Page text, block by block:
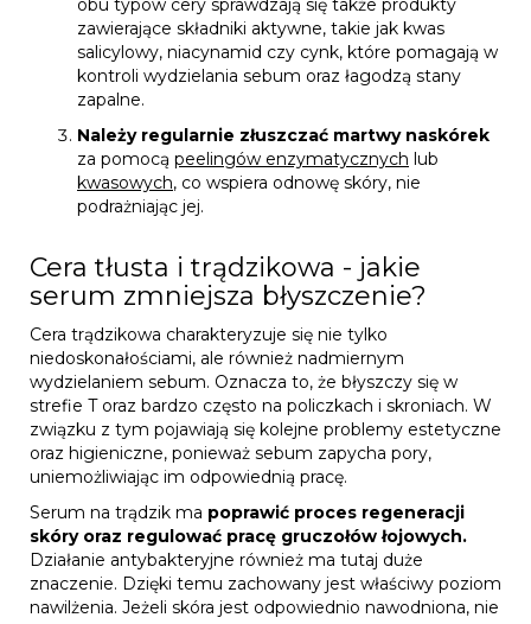
obu typów cery sprawdzają się także produkty
zawierające składniki aktywne, takie jak kwas
salicylowy, niacynamid czy cynk, które pomagają w
kontroli wydzielania sebum oraz łagodzą stany
zapalne.
Należy regularnie złuszczać martwy naskórek
za pomocą peelingów enzymatycznych lub
kwasowych, co wspiera odnowę skóry, nie
podrażniając jej.
Cera tłusta i trądzikowa - jakie
serum zmniejsza błyszczenie?
Cera trądzikowa charakteryzuje się nie tylko
niedoskonałościami, ale również nadmiernym
wydzielaniem sebum. Oznacza to, że błyszczy się w
strefie T oraz bardzo często na policzkach i skroniach. W
związku z tym pojawiają się kolejne problemy estetyczne
oraz higieniczne, ponieważ sebum zapycha pory,
uniemożliwiając im odpowiednią pracę.
Serum na trądzik ma poprawić proces regeneracji
skóry oraz regulować pracę gruczołów łojowych.
Działanie antybakteryjne również ma tutaj duże
znaczenie. Dzięki temu zachowany jest właściwy poziom
nawilżenia. Jeżeli skóra jest odpowiednio nawodniona, nie